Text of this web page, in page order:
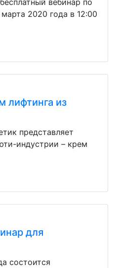
2020 года в 12:00
лифтинга из
представляет
индустрии – крем
для
состоится